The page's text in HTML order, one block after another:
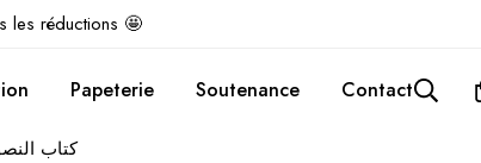
les réductions 🤩
Papeterie Soutenance Contact
كتاب